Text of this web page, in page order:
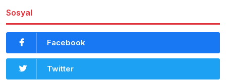
Sosyal
Facebook
Twitter